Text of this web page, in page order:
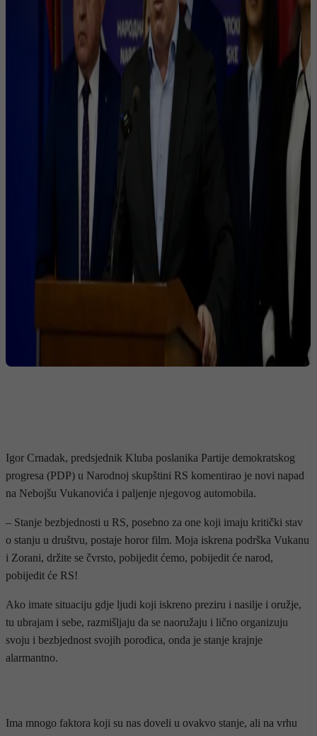
Igor Crnadak, predsjednik Kluba poslanika Partije demokratskog
progresa (PDP) u Narodnoj skupštini RS komentirao je novi napad
na Nebojšu Vukanovića i paljenje njegovog automobila.
– Stanje bezbjednosti u RS, posebno za one koji imaju kritički stav
o stanju u društvu, postaje horor film. Moja iskrena podrška Vukanu
i Zorani, držite se čvrsto, pobijedit ćemo, pobijedit će narod,
pobijedit će RS!
Ako imate situaciju gdje ljudi koji iskreno preziru i nasilje i oružje,
tu ubrajam i sebe, razmišljaju da se naoružaju i lično organizuju
svoju i bezbjednost svojih porodica, onda je stanje krajnje
alarmantno.
Ima mnogo faktora koji su nas doveli u ovakvo stanje, ali na vrhu